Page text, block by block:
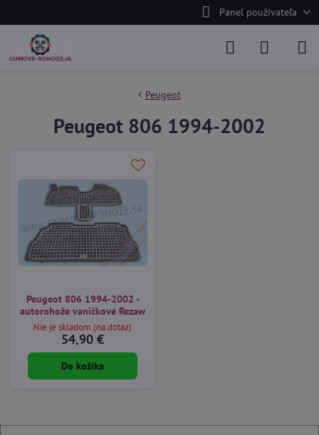
Panel používateľa
Peugeot
Peugeot 806 1994-2002
Peugeot 806 1994-2002 -
autorohože vaničkové Rezaw
Nie je skladom (na dotaz)
54,90 €
Do košíka